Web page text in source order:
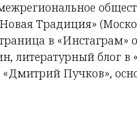
Традиция»
в «Инстаграм»
литературный блог
Пучков»,